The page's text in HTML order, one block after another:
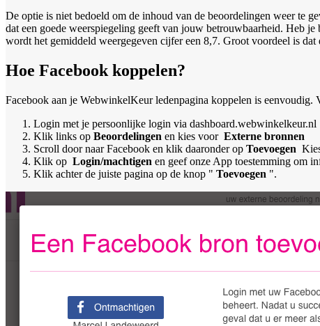
De optie is niet bedoeld om de inhoud van de beoordelingen weer te
dat een goede weerspiegeling geeft van jouw betrouwbaarheid. Heb
wordt het gemiddeld weergegeven cijfer een 8,7. Groot voordeel is
Hoe Facebook koppelen?
Facebook aan je WebwinkelKeur ledenpagina koppelen is eenvoudig.
Login met je persoonlijke login via dashboard.webwinkelkeur.nl
Klik links op Beoordelingen en kies voor Externe bronnen
Scroll door naar Facebook en klik daaronder op Toevoegen
Klik op Login/machtigen en geef onze App toestemming om
Klik achter de juiste pagina op de knop " Toevoegen ".